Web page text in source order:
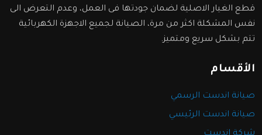
قطع الغيار الاصلية لضمان جودتها فى العمل، وعدم التعرض الى
نفس المشكلة اكثر من مرة، الصيانة لجميع الاجهزة الكهربائية
تتم بشكل سريع ومتميز.
الأقسام
صيانة اندست الرسمي
صيانة اندست الرئيسي